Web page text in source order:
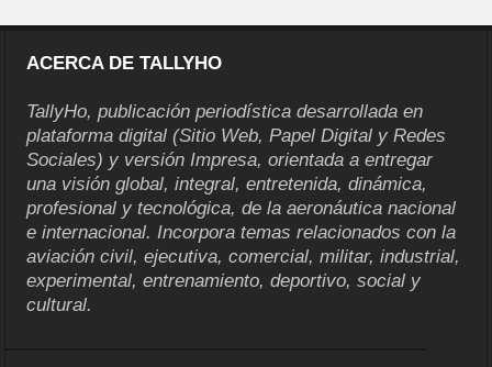
ACERCA DE TALLYHO
TallyHo, publicación periodística desarrollada en
plataforma digital (Sitio Web, Papel Digital y Redes
Sociales) y versión Impresa, orientada a entregar
una visión global, integral, entretenida, dinámica,
profesional y tecnológica, de la aeronáutica nacional
e internacional. Incorpora temas relacionados con la
aviación civil, ejecutiva, comercial, militar, industrial,
experimental, entrenamiento, deportivo, social y
cultural.